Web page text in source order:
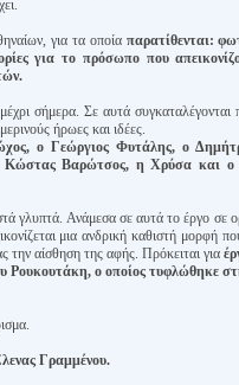
για τα οποία παρατίθενται:
για το πρόσωπο που
σήμερα. Σε αυτά συγκαταλέγονται
ήρωες και ιδέες.
ο Γεώργιος Φυτάλης, ο
Βαρώτσος, η Χρύσα και ο
γλυπτά. Ανάμεσα σε αυτά το έργο σε
μια ανδρική καθιστή μορφή
την αίσθηση της αφής. Πρόκειται για
ο οποίος τυφλώθηκε
Γραμμένου.